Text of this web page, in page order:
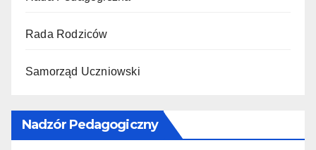
Rada Rodziców
Samorząd Uczniowski
Nadzór Pedagogiczny